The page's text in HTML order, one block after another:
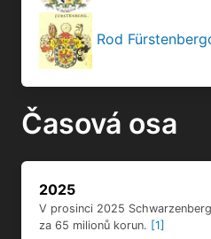
Rod
Časová osa
2025
V prosinci 2025
za 65 milionů korun. [1]